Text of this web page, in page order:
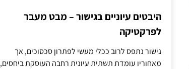
היבטים עיוניים בגישור – מבט מעבר
לפרקטיקה
גישור נתפס לרוב ככלי מעשי לפתרון סכסוכים, אך
מאחוריו עומדת תשתית עיונית רחבה העוסקת ביחסים,